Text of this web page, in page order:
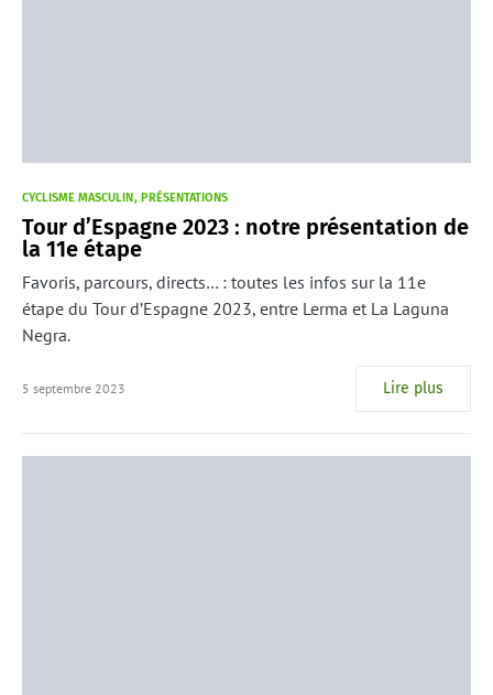
CYCLISME MASCULIN PRÉSENTATIONS
Tour d’Espagne 2023 : notre présentation de
la 11e étape
Favoris, parcours, directs… : toutes les infos sur la 11e
étape du Tour d’Espagne 2023, entre Lerma et La Laguna
Negra.
5 septembre 2023 Lire plus